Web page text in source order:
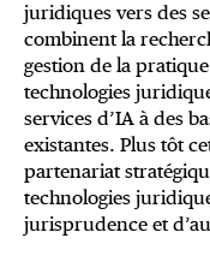
juridiques vers des
combinent la
gestion de la
technologies
services d’IA à des
existantes. Plus tôt
partenariat
technologies
jurisprudence et